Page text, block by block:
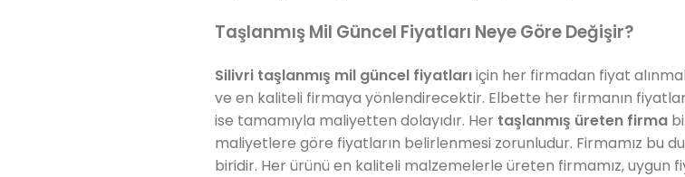
Taşlanmış Mil Güncel Fiyatları Neye Göre Değişir?
Silivri taşlanmış mil güncel fiyatlarıiçin her firmadan fiyat
ve en kaliteli firmaya yönlendirecektir. Elbette her firmanın
ise tamamıyla maliyetten dolayıdır. Her taşlanmış üreten firma
maliyetlere göre fiyatların belirlenmesi zorunludur. Firmamız bu
biridir. Her ürünü en kaliteli malzemelerle üreten firmamız, uygun